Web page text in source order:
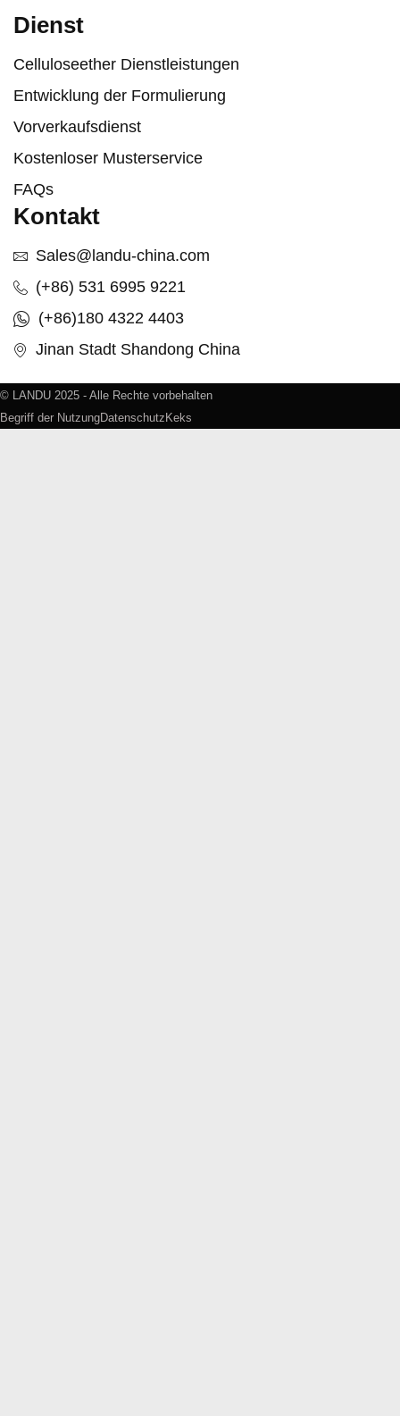
Dienst
Celluloseether Dienstleistungen
Entwicklung der Formulierung
Vorverkaufsdienst
Kostenloser Musterservice
FAQs
Kontakt
Sales@landu-china.com
(+86) 531 6995 9221
(+86)180 4322 4403
Jinan Stadt Shandong China
© LANDU 2025 - Alle Rechte vorbehalten
Begriff der NutzungDatenschutz Keks